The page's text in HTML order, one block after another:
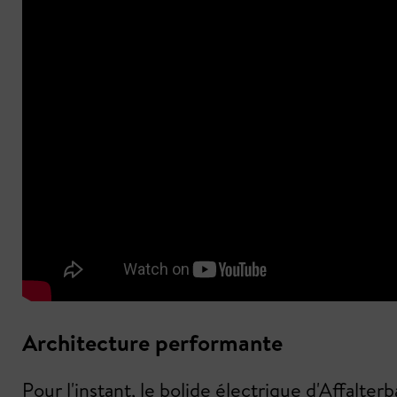
Architecture performante
Pour l'instant, le bolide électrique